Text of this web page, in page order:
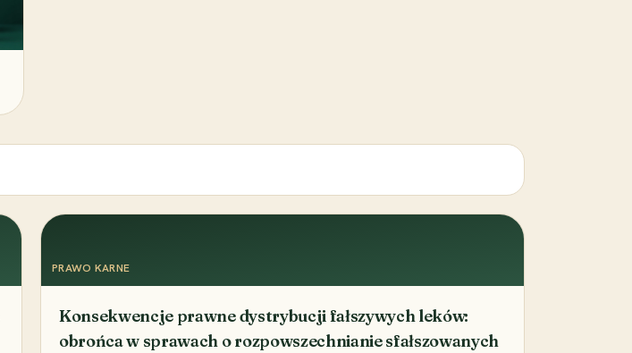
PRAWO KARNE
Konsekwencje prawne dystrybucji fałszywych leków:
obrońca w sprawach o rozpowszechnianie sfałszowanych